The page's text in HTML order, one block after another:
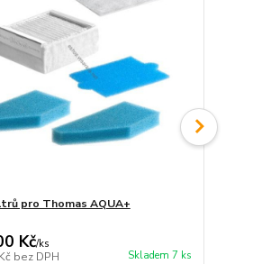
pro Thomas AQUA+
Kč/ks
bez DPH Skladem 7 ks